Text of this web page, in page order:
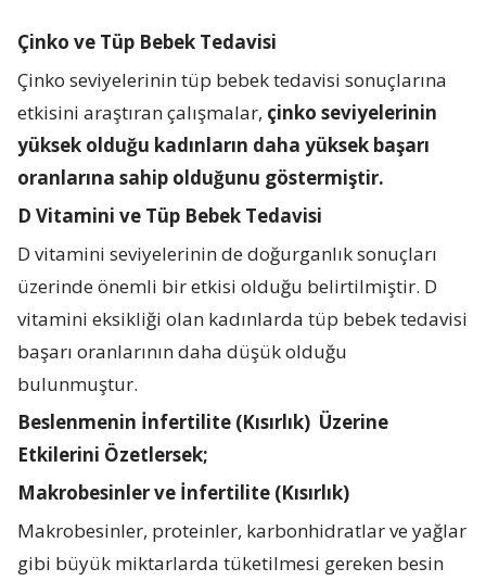
Çinko ve Tüp Bebek Tedavisi
Çinko seviyelerinin tüp bebek tedavisi sonuçlarına
etkisini araştıran çalışmalar, çinko seviyelerinin
yüksek olduğu kadınların daha yüksek başarı
oranlarına sahip olduğunu göstermiştir.
D Vitamini ve Tüp Bebek Tedavisi
D vitamini seviyelerinin de doğurganlık sonuçları
üzerinde önemli bir etkisi olduğu belirtilmiştir. D
vitamini eksikliği olan kadınlarda tüp bebek tedavisi
başarı oranlarının daha düşük olduğu
bulunmuştur.
Beslenmenin İnfertilite (Kısırlık) Üzerine
Etkilerini Özetlersek;
Makrobesinler ve İnfertilite (Kısırlık)
Makrobesinler, proteinler, karbonhidratlar ve yağlar
gibi büyük miktarlarda tüketilmesi gereken besin